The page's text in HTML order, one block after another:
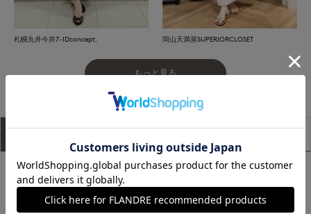
札幌丸井今井7-IDconcept. 岡山天満屋SUPERIORCLOSET
もっと見る
■デザイン
華やかな表情のオリジナルのジャガード素材を使用したAライ
ンシルエットのスカートです。 バイアスカット仕様で伸びがよ